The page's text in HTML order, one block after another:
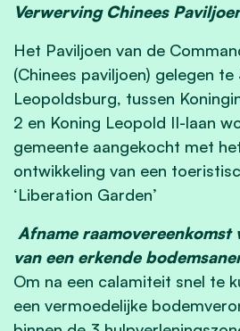
Verwerving Chinees
Het Paviljoen van de
(Chinees paviljoen) gelegen
Leopoldsburg, tussen
2 en Koning Leopold II-laan
gemeente aangekocht met
ontwikkeling van een
‘Liberation Garden’
Afname raamovereenkomst
van een erkende
Om na een calamiteit snel te
een vermoedelijke